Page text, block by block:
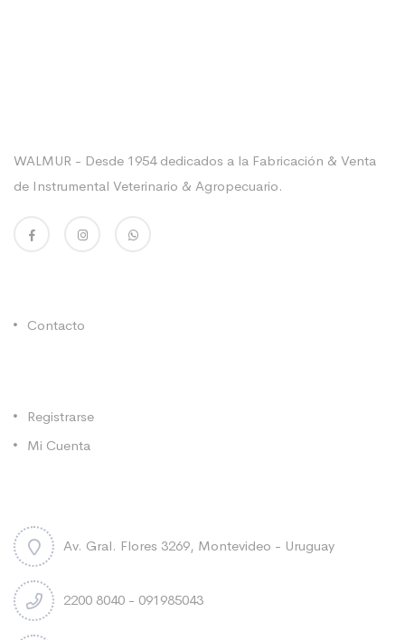
WALMUR - Desde 1954 dedicados a la Fabricación & Venta
de Instrumental Veterinario & Agropecuario.
Contacto
Registrarse
Mi Cuenta
Av. Gral. Flores 3269, Montevideo - Uruguay
2200 8040 - 091985043